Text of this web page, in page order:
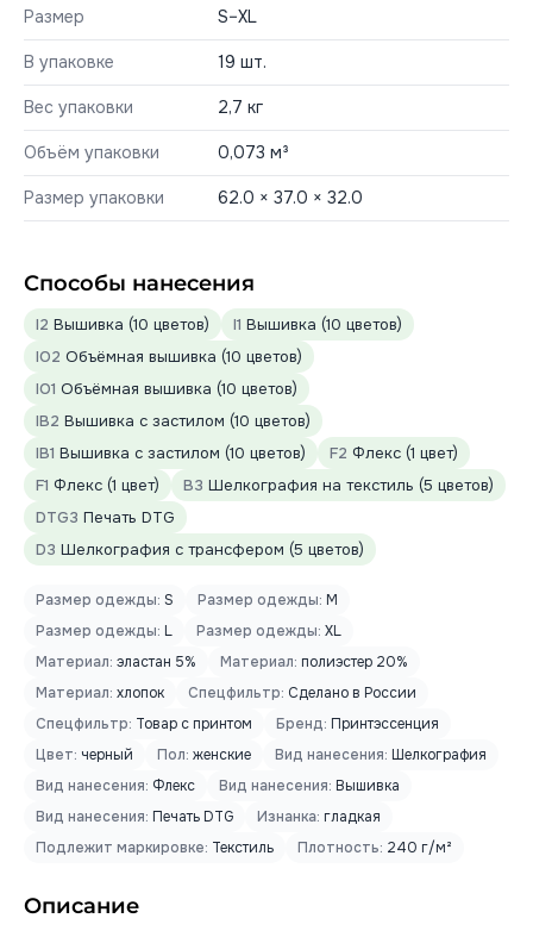
Размер S–XL
В упаковке 19 шт.
Вес упаковки 2,7 кг
Объём упаковки 0,073 м³
Размер упаковки 62.0 × 37.0 × 32.0
Способы нанесения
I2 Вышивка (10 цветов) I1 Вышивка (10 цветов)
IO2 Объёмная вышивка (10 цветов)
IO1 Объёмная вышивка (10 цветов)
IB2 Вышивка с застилом (10 цветов)
IB1 Вышивка с застилом (10 цветов) F2 Флекс (1 цвет)
F1 Флекс (1 цвет) B3 Шелкография на текстиль (5 цветов)
DTG3 Печать DTG
D3 Шелкография с трансфером (5 цветов)
Размер одежды: S Размер одежды: M
Размер одежды: L Размер одежды: XL
Материал: эластан 5% Материал: полиэстер 20%
Материал: хлопок Спецфильтр: Сделано в России
Спецфильтр: Товар с принтом Бренд: Принтэссенция
Цвет: черный Пол: женские Вид нанесения: Шелкография
Вид нанесения: Флекс Вид нанесения: Вышивка
Вид нанесения: Печать DTG Изнанка: гладкая
Подлежит маркировке: Текстиль Плотность: 240 г/м²
Описание